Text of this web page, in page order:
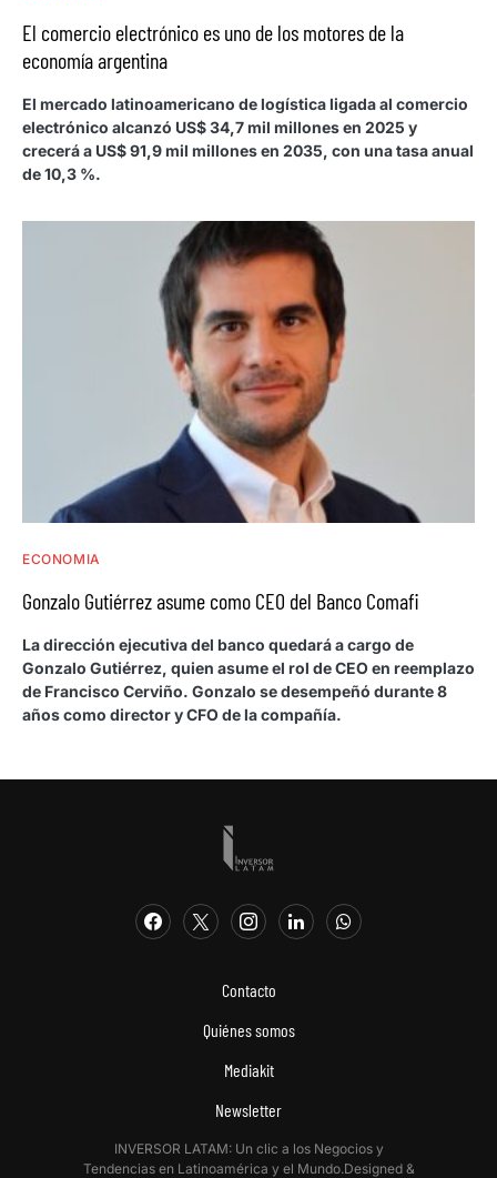
El comercio electrónico es uno de los motores de la
economía argentina
El mercado latinoamericano de logística ligada al comercio
electrónico alcanzó US$ 34,7 mil millones en 2025 y
crecerá a US$ 91,9 mil millones en 2035, con una tasa anual
de 10,3 %.
ECONOMIA
Gonzalo Gutiérrez asume como CEO del Banco Comafi
La dirección ejecutiva del banco quedará a cargo de
Gonzalo Gutiérrez, quien asume el rol de CEO en reemplazo
de Francisco Cerviño. Gonzalo se desempeñó durante 8
años como director y CFO de la compañía.
Contacto
Quiénes somos
Mediakit
Newsletter
INVERSOR LATAM: Un clic a los Negocios y
Tendencias en Latinoamérica y el Mundo.Designed &